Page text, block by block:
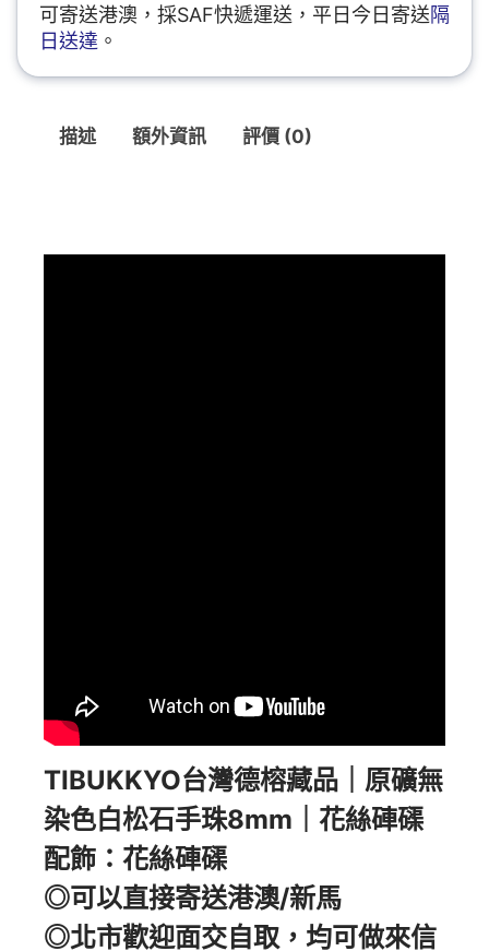
可寄送港澳，採SAF快遞運送，平日今日寄送隔
日送達 。
描述 額外資訊 評價 (0)
TIBUKKYO台灣德榕藏品｜原礦無
染色白松石手珠8mm｜花絲硨磲
配飾：花絲硨磲
◎可以直接寄送港澳/新馬
◎北市歡迎面交自取，均可做來信